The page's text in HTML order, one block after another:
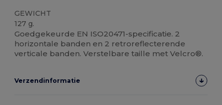
GEWICHT
127 g.
Goedgekeurde EN ISO20471-specificatie. 2
horizontale banden en 2 retroreflecterende
verticale banden. Verstelbare taille met Velcro®.
Verzendinformatie